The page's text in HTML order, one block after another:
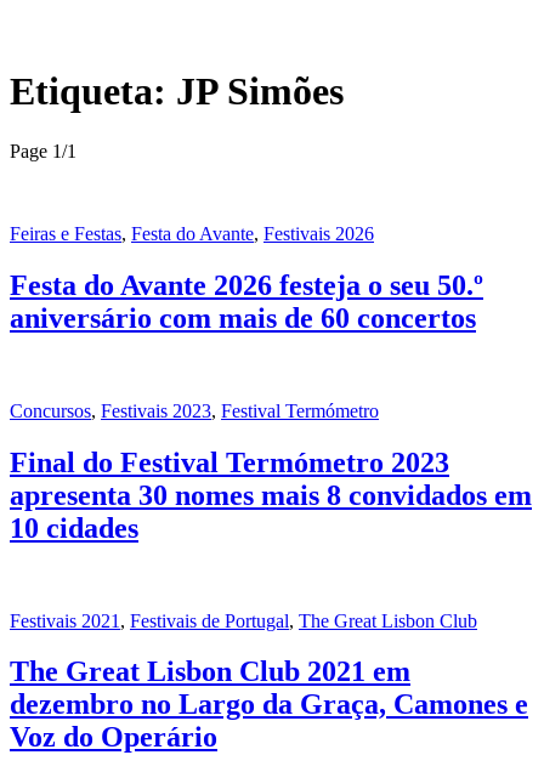
Etiqueta: JP Simões
Page 1/1
Feiras e Festas, Festa do Avante, Festivais 2026
Festa do Avante 2026 festeja o seu 50.º
aniversário com mais de 60 concertos
Concursos, Festivais 2023, Festival Termómetro
Final do Festival Termómetro 2023
apresenta 30 nomes mais 8 convidados em
10 cidades
Festivais 2021 , Festivais de Portugal, The Great Lisbon Club
The Great Lisbon Club 2021 em
dezembro no Largo da Graça, Camones e
Voz do Operário